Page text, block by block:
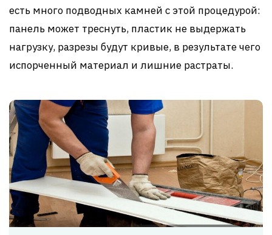
есть много подводных камней с этой процедурой:
панель может треснуть, пластик не выдержать
нагрузку, разрезы будут кривые, в результате чего
испорченный материал и лишние растраты.